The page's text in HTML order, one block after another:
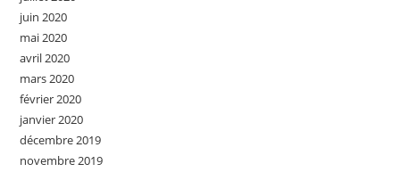
juin 2020
mai 2020
avril 2020
mars 2020
février 2020
janvier 2020
décembre 2019
novembre 2019